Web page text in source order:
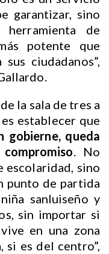
garantizar, sino
de
potente que
ciudadanos”,
la sala de tres a
establecer que
gobierne, queda
. No
escolaridad, sino
punto de partida
sanluiseño y
sin importar si
en una zona
si es del centro”,